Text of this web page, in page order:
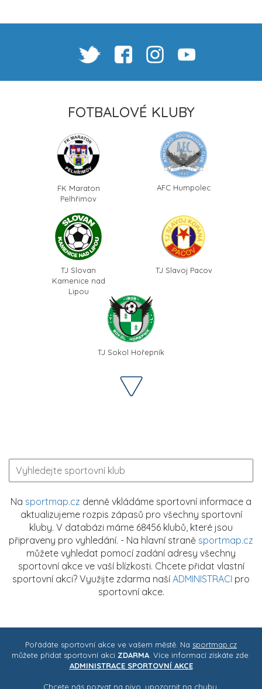
FOTBALOVÉ KLUBY
FK Maraton
Pelhřimov
AFC Humpolec
TJ Slovan
Kamenice nad
Lipou
TJ Slavoj Pacov
TJ Sokol Hořepník
Na sportmap.cz denně vkládáme sportovní informace a
aktualizujeme rozpis zápasů pro všechny sportovní
kluby. V databázi máme 68456 klubů, které jsou
připraveny pro vyhledání. - Na hlavní straně sportmap.cz
můžete vyhledat pomocí zadání adresy všechny
sportovní akce ve vaší blízkosti. Chcete přidat vlastní
sportovní akci? Využijte zdarma naší ADMINISTRACI pro
sportovní akce.
Pořádáte sportovní akce ve vašem městě. Na sportmap.cz
můžete přidat sportovní akci ZDARMA . Více informací získáte zde:
ADMINISTRACE SPORTOVNÍ AKCE
Chcete nás pozvat na pivo, upozornit na chybu,